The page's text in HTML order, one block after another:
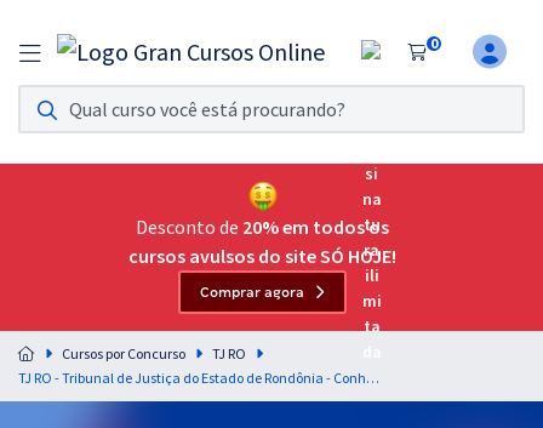
0
Assinatura Ilimitada 11
Acesso a todos os cursos. Teste grátis por 7 dias!
Assinatura OAB Até Passar
Acesso ilimitado a toda preparação para o Exame da
Residências Multiprofissionais
Preparação completa e intensiva para as principais
residências em saúde do Brasil
Desconto de 20% em todos os
cursos avulsos do site SÓ HOJE!
Comprar agora
Cursos por Concurso
TJ RO
TJ RO - Tribunal de Justiça do Estado de Rondônia - Conhecimentos Básicos para o Cargo de Analista Judiciário - Oficial de Justiça (Pré-Edital)